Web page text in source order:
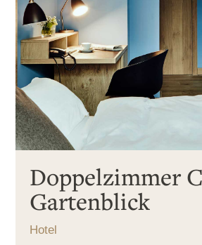
Doppelzimmer
Gartenblick
Hotel